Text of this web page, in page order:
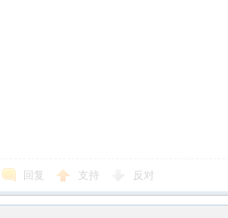
回复 支持 反对